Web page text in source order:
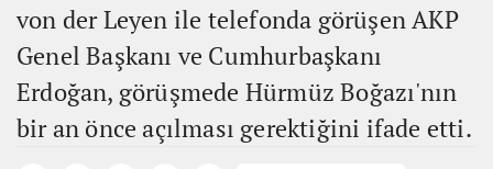
von der Leyen ile telefonda görüşen AKP
Genel Başkanı ve Cumhurbaşkanı
Erdoğan, görüşmede Hürmüz Boğazı'nın
bir an önce açılması gerektiğini ifade etti.